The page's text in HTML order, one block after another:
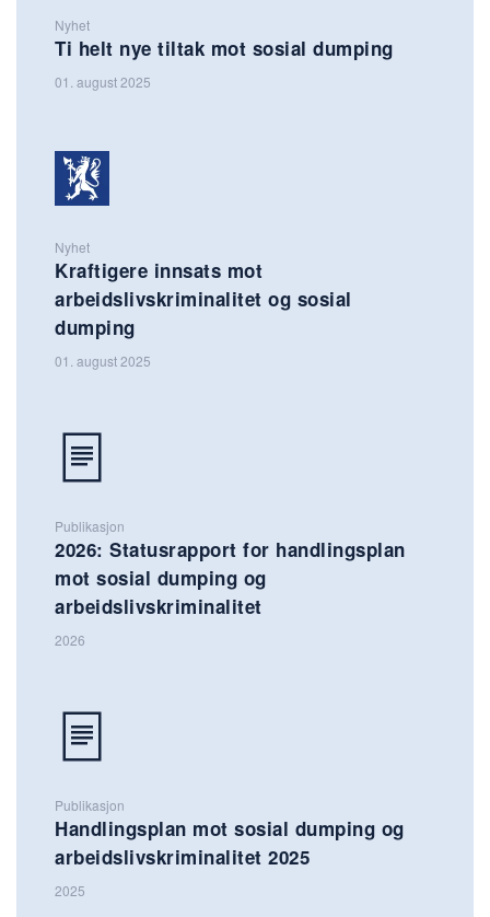
Nyhet
Ti helt nye tiltak mot sosial dumping
01. august 2025
Nyhet
Kraftigere innsats mot
arbeidslivskriminalitet og sosial
dumping
01. august 2025
Publikasjon
2026: Statusrapport for handlingsplan
mot sosial dumping og
arbeidslivskriminalitet
2026
Publikasjon
Handlingsplan mot sosial dumping og
arbeidslivskriminalitet 2025
2025